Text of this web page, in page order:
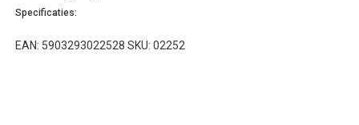
Specificaties:
EAN: 5903293022528 SKU: 02252